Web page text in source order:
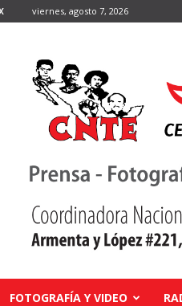
viernes, agosto 7, 2026
FOTOGRAFÍA Y VIDEO